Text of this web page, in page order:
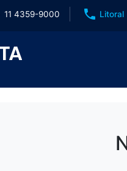
11 4359-9000 phone Litoral